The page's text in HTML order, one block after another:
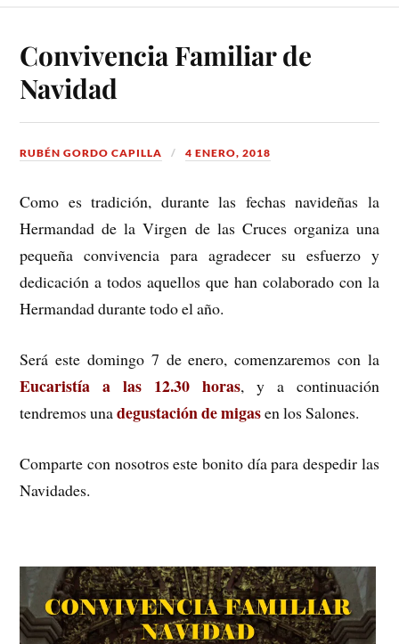
Convivencia Familiar de
Navidad
RUBÉN GORDO CAPILLA 4 ENERO, 2018
Como es tradición, durante las fechas navideñas la
Hermandad de la Virgen de las Cruces organiza una
pequeña convivencia para agradecer su esfuerzo y
dedicación a todos aquellos que han colaborado con la
Hermandad durante todo el año.
Será este domingo 7 de enero, comenzaremos con la
Eucaristía a las 12.30 horas, y a continuación
tendremos unadegustación de migasen los Salones.
Comparte con nosotros este bonito día para despedir las
Navidades.